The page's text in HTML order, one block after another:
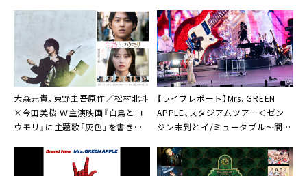
大森元貴、東野圭吾原作／松村北斗
×今田美桜 Ｗ主演映画『白鳥とコ
ウモリ』に主題歌「灰色」を書き下
【ライブレポート】Mrs. GREEN
APPLE、スタジアムツアー＜ゼン
ジン未到とイ/ミュータブル～間奏
高です！最高です！」